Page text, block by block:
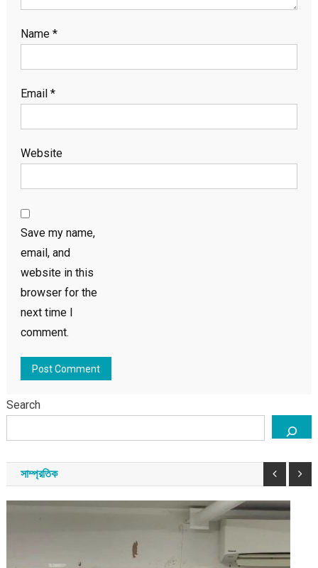
Name *
Email *
Website
Save my name,
email, and
website in this
browser for the
next time I
comment.
Search
সাম্প্রতিক